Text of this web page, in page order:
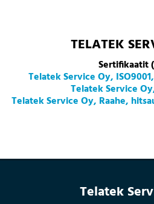
TELATEK
Sertifikaatit
Telatek Service Oy,
Telatek Service
Telatek Service Oy, Raahe,
Telatek